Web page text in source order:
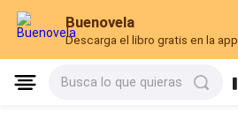
Buenovela
Descarga el libro gratis en la app
Busca lo que quieras